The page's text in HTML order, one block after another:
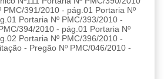
PMC/391/2010 - pág.01 Portaria Nº
Portaria Nº PMC/393/2010 -
394/2010 - pág.01 Portaria Nº
Portaria Nº PMC/396/2010 -
- Pregão Nº PMC/046/2010 -